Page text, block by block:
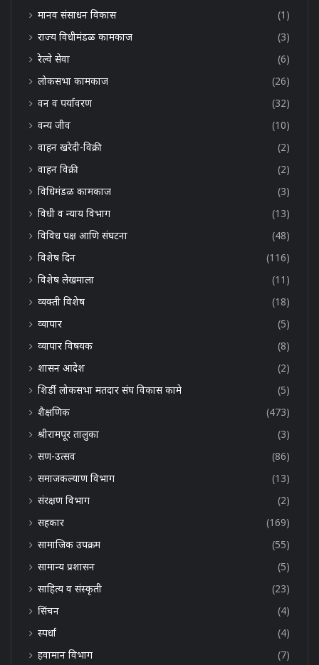
मानव संसाधन विकास
(1)
राज्य विधीमंडळ कामकाज
(3)
रेल्वे सेवा
(6)
लोकसभा कामकाज
(26)
वन व पर्यावरण
(32)
वन्य जीव
(10)
वाहन खरेदी-विक्री
(2)
वाहन विक्री
(2)
विधिमंडळ कामकाज
(3)
विधी व न्याय विभाग
(13)
विविध पक्ष आणि संघटना
(48)
विशेष दिन
(116)
विशेष लेखमाला
(11)
व्यक्ती विशेष
(18)
व्यापार
(5)
व्यापार विषयक
(8)
शासन आदेश
(2)
शिर्डी लोकसभा मतदार संघ विकास कामे
(5)
शैक्षणिक
(473)
श्रीरामपूर तालुका
(3)
सण-उत्सव
(86)
समाजकल्याण विभाग
(13)
संरक्षण विभाग
(2)
सहकार
(169)
सामाजिक उपक्रम
(55)
सामान्य प्रशासन
(5)
साहित्य व संस्कृती
(23)
सिंचन
(4)
स्पर्धा
(4)
हवामान विभाग
(7)